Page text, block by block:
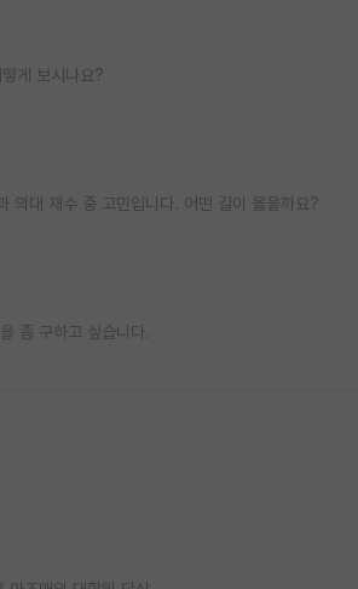
게 보시나요?
의대 재수 중 고민입니다. 어떤 길이 옳을까요?
좀 구하고 싶습니다.